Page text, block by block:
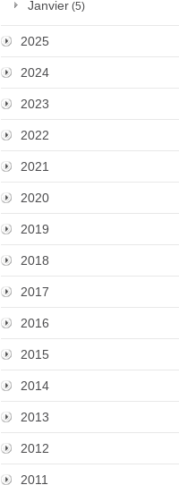
Janvier (5)
2025
2024
2023
2022
2021
2020
2019
2018
2017
2016
2015
2014
2013
2012
2011